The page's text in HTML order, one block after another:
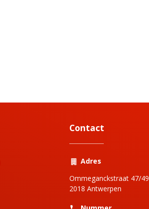
Contact
Adres
Ommeganckstraat 47/49
2018 Antwerpen